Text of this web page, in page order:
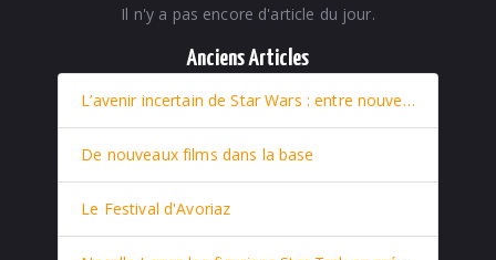
Il n'y a pas encore d'article du jour.
Anciens Articles
L’avenir incertain de Star Wars : entre nouveaux films et retour stratégique de Rey
De nouveaux films dans la base
Le Festival d'Avoriaz